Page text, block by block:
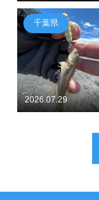
2026.07.29
千葉県